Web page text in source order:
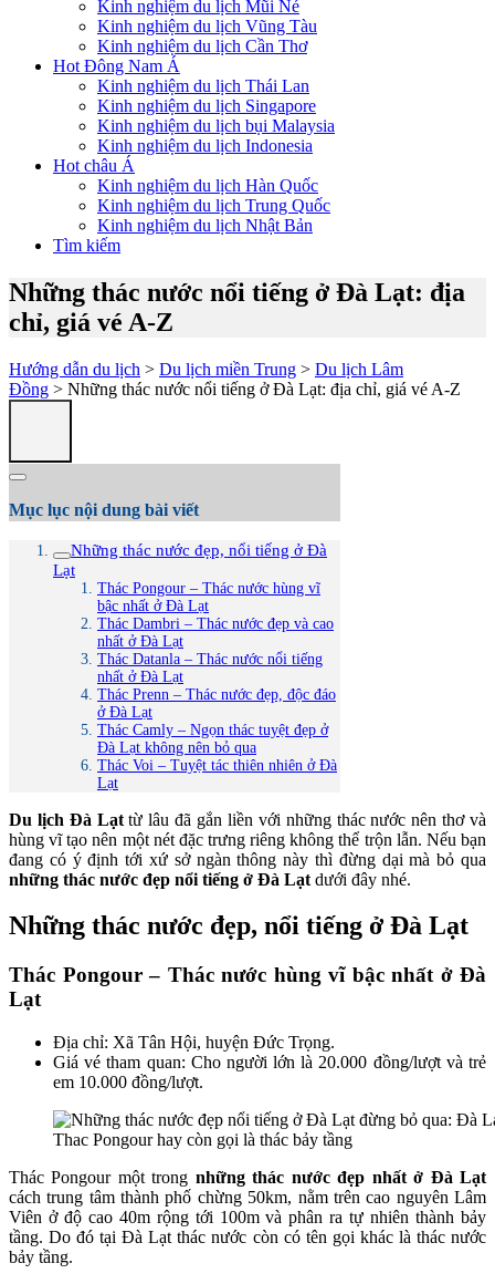
Kinh nghiệm du lịch Mũi Né
Kinh nghiệm du lịch Vũng Tàu
Kinh nghiệm du lịch Cần Thơ
Hot Đông Nam Á
Kinh nghiệm du lịch Thái Lan
Kinh nghiệm du lịch Singapore
Kinh nghiệm du lịch bụi Malaysia
Kinh nghiệm du lịch Indonesia
Hot châu Á
Kinh nghiệm du lịch Hàn Quốc
Kinh nghiệm du lịch Trung Quốc
Kinh nghiệm du lịch Nhật Bản
Tìm kiếm
Những thác nước nổi tiếng ở Đà Lạt: địa
chỉ, giá vé A-Z
Hướng dẫn du lịch > Du lịch miền Trung > Du lịch Lâm
Đồng > Những thác nước nổi tiếng ở Đà Lạt: địa chỉ, giá vé A-Z
Mục lục nội dung bài viết
Những thác nước đẹp, nổi tiếng ở Đà
Lạt
Thác Pongour – Thác nước hùng vĩ
bậc nhất ở Đà Lạt
Thác Dambri – Thác nước đẹp và cao
nhất ở Đà Lạt
Thác Datanla – Thác nước nổi tiếng
nhất ở Đà Lạt
Thác Prenn – Thác nước đẹp, độc đáo
ở Đà Lạt
Thác Camly – Ngọn thác tuyệt đẹp ở
Đà Lạt không nên bỏ qua
Thác Voi – Tuyệt tác thiên nhiên ở Đà
Lạt
Du lịch Đà Lạttừ lâu đã gắn liền với những thác nước nên thơ và
hùng vĩ tạo nên một nét đặc trưng riêng không thể trộn lẫn. Nếu bạn
đang có ý định tới xứ sở ngàn thông này thì đừng dại mà bỏ qua
những thác nước đẹp nổi tiếng ở Đà Lạt dưới đây nhé.
Những thác nước đẹp, nổi tiếng ở Đà Lạt
Thác Pongour – Thác nước hùng vĩ bậc nhất ở Đà
Lạt
Địa chỉ: Xã Tân Hội, huyện Đức Trọng.
Giá vé tham quan: Cho người lớn là 20.000 đồng/lượt và trẻ
em 10.000 đồng/lượt.
Thac Pongour hay còn gọi là thác bảy tầng
Thác Pongour một trong những thác nước đẹp nhất ở Đà Lạt
cách trung tâm thành phố chừng 50km, nằm trên cao nguyên Lâm
Viên ở độ cao 40m rộng tới 100m và phân ra tự nhiên thành bảy
tầng. Do đó tại Đà Lạt thác nước còn có tên gọi khác là thác nước
bảy tầng.